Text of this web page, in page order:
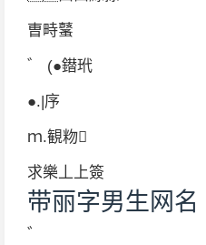
曺畤鼜
゛ (●鐟玳
●.|序
ｍ.観粅
求樂丄上簽
带丽字男生网名
゛